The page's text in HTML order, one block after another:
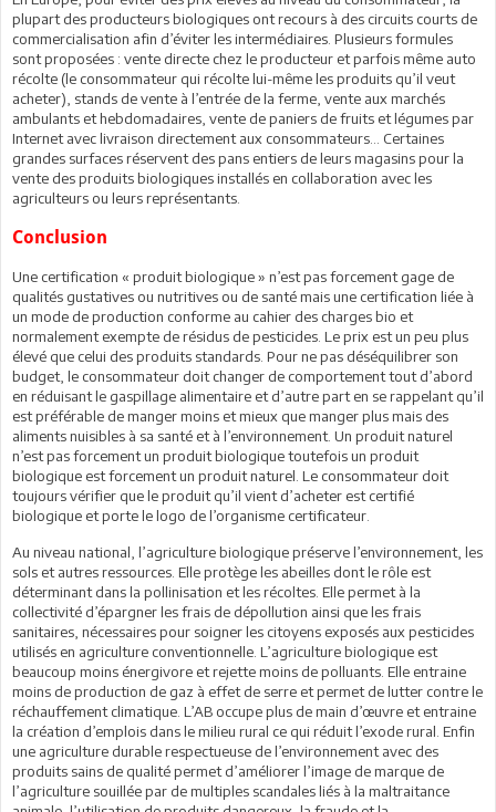
plupart des producteurs biologiques ont recours à des circuits courts de
commercialisation afin d’éviter les intermédiaires. Plusieurs formules
sont proposées : vente directe chez le producteur et parfois même auto
récolte (le consommateur qui récolte lui-même les produits qu’il veut
acheter), stands de vente à l’entrée de la ferme, vente aux marchés
ambulants et hebdomadaires, vente de paniers de fruits et légumes par
Internet avec livraison directement aux consommateurs… Certaines
grandes surfaces réservent des pans entiers de leurs magasins pour la
vente des produits biologiques installés en collaboration avec les
agriculteurs ou leurs représentants.
Conclusion
Une certification « produit biologique » n’est pas forcement gage de
qualités gustatives ou nutritives ou de santé mais une certification liée à
un mode de production conforme au cahier des charges bio et
normalement exempte de résidus de pesticides. Le prix est un peu plus
élevé que celui des produits standards. Pour ne pas déséquilibrer son
budget, le consommateur doit changer de comportement tout d’abord
en réduisant le gaspillage alimentaire et d’autre part en se rappelant qu’il
est préférable de manger moins et mieux que manger plus mais des
aliments nuisibles à sa santé et à l’environnement. Un produit naturel
n’est pas forcement un produit biologique toutefois un produit
biologique est forcement un produit naturel. Le consommateur doit
toujours vérifier que le produit qu’il vient d’acheter est certifié
biologique et porte le logo de l’organisme certificateur.
Au niveau national, l’agriculture biologique préserve l’environnement, les
sols et autres ressources. Elle protège les abeilles dont le rôle est
déterminant dans la pollinisation et les récoltes. Elle permet à la
collectivité d’épargner les frais de dépollution ainsi que les frais
sanitaires, nécessaires pour soigner les citoyens exposés aux pesticides
utilisés en agriculture conventionnelle. L’agriculture biologique est
beaucoup moins énergivore et rejette moins de polluants. Elle entraine
moins de production de gaz à effet de serre et permet de lutter contre le
réchauffement climatique. L’AB occupe plus de main d’œuvre et entraine
la création d’emplois dans le milieu rural ce qui réduit l’exode rural. Enfin
une agriculture durable respectueuse de l’environnement avec des
produits sains de qualité permet d’améliorer l’image de marque de
l’agriculture souillée par de multiples scandales liés à la maltraitance